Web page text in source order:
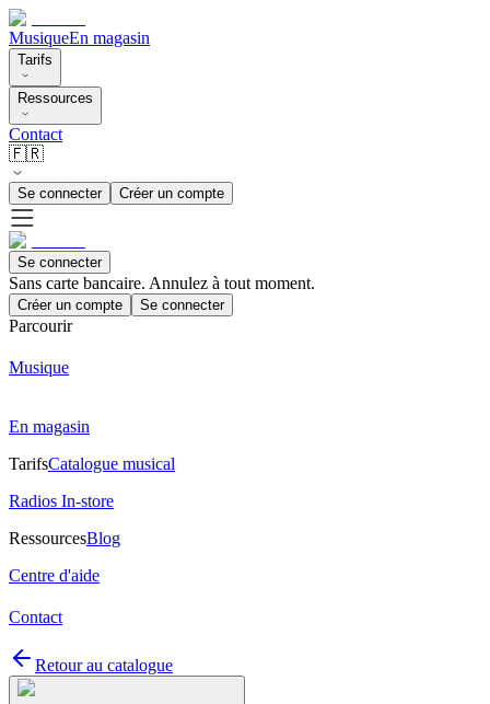
MusiqueEn magasin
Tarifs
Ressources
Contact
🇫🇷
Se connecter Créer un compte
Se connecter
Sans carte bancaire. Annulez à tout moment.
Créer un compte Se connecter
Parcourir
Musique
En magasin
TarifsCatalogue musical
Radios In-store
RessourcesBlog
Centre d'aide
Contact
Retour au catalogue